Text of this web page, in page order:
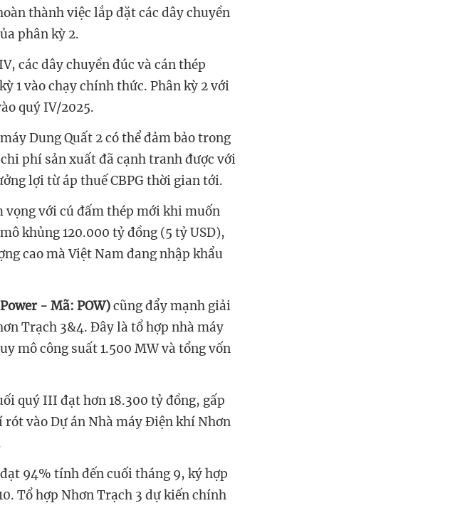
thành việc lắp đặt các dây chuyền
phân kỳ 2.
các dây chuyền đúc và cán thép
1 vào chạy chính thức. Phân kỳ 2 với
quý IV/2025.
Dung Quất 2 có thểđảm bảo trong
chi phí sản xuấtđã cạnh tranh được với
lợi từáp thuếCBPGthời gian tới.
vọng với cú đấm thép mới khi muốn
khủng 120.000 tỷ đồng (5 tỷ USD),
cao mà Việt Nam đang nhập khẩu
- Mã: POW)cũng đẩy mạnh giải
Trạch 3&4. Đây là tổ hợp nhà máy
mô công suất 1.500 MW và tổng vốn
quý III đạt hơn 18.300 tỷ đồng, gấp
vào Dự án Nhà máy Điện khí Nhơn
94% tính đến cuối tháng 9, kýhợp
Tổ hợp Nhơn Trạch 3 dự kiến chính